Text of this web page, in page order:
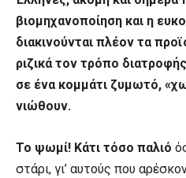
βιομηχανοποίηση και η
διακινούνται πλέον τα
ριζικά τον τρόπο
σε ένα κομμάτι ζυμωτό,
νιώθουν.
Το ψωμί! Κάτι τόσο παλιό
στάρι, γι’ αυτούς που